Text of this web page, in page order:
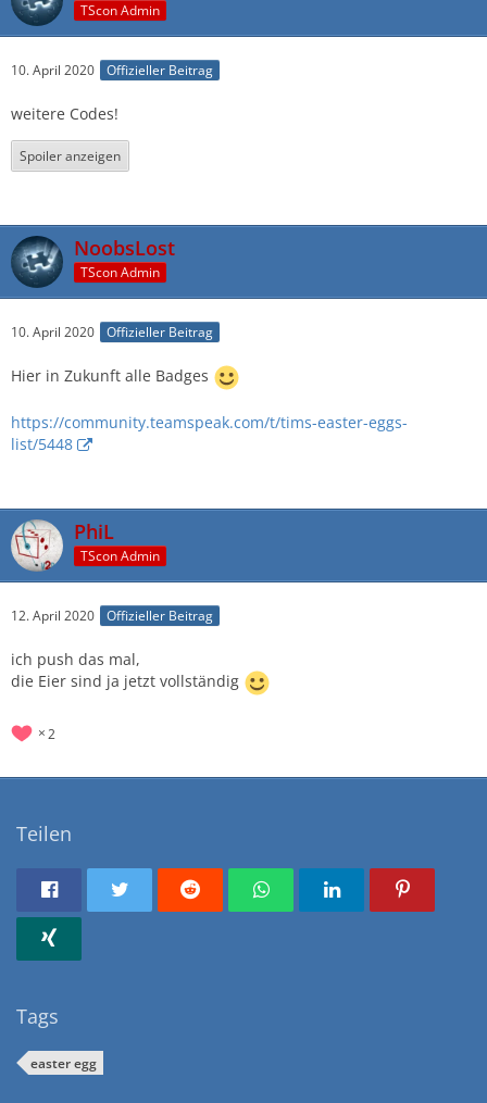
TScon Admin
10. April 2020 Offizieller Beitrag
weitere Codes!
Spoiler anzeigen
NoobsLost
TScon Admin
10. April 2020 Offizieller Beitrag
Hier in Zukunft alle Badges
https://community.teamspeak.com/t/tims-easter-eggs-
list/5448
PhiL
TScon Admin
12. April 2020 Offizieller Beitrag
ich push das mal,
die Eier sind ja jetzt vollständig
2
Teilen
Tags
easter egg